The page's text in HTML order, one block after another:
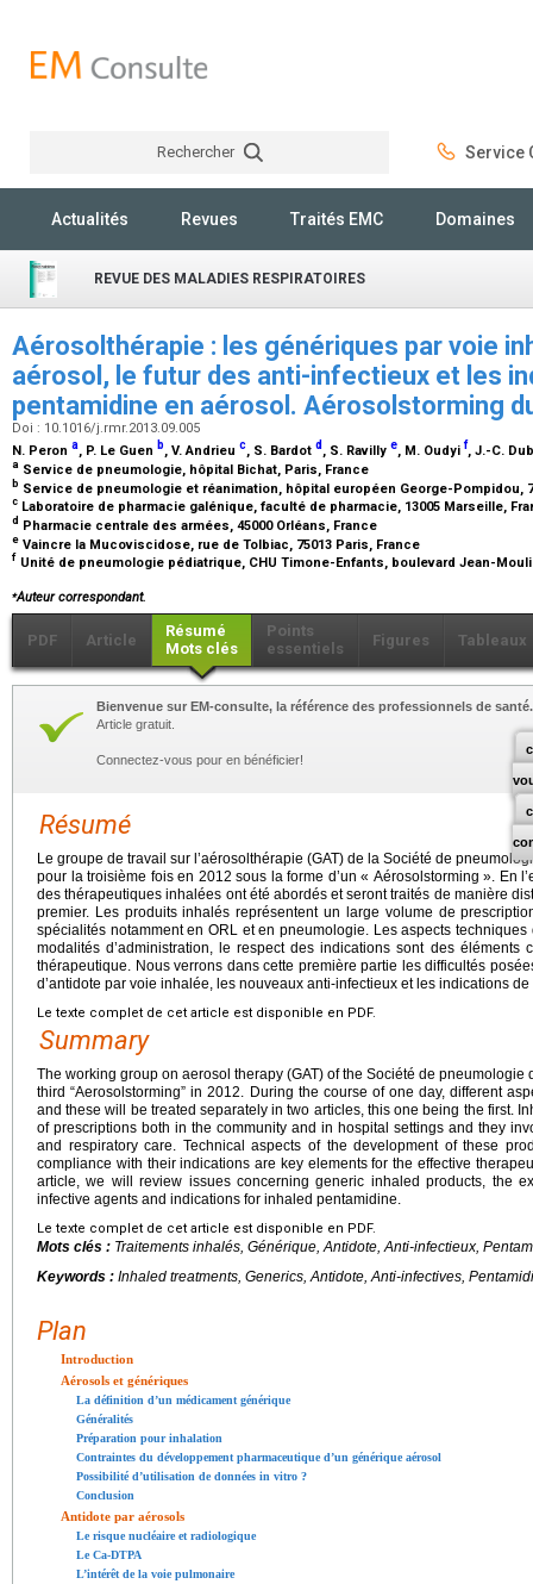
Rechercher Service
Actualités Revues Traités EMC Domaines
REVUE DES MALADIES RESPIRATOIRES
Aérosolthérapie : les génériques par voie
aérosol, le futur des anti-infectieux et les
pentamidine en aérosol. Aérosolstorming
Doi : 10.1016/j.rmr.2013.09.005
N. Peron a, P. Le Guen b, V. Andrieu c, S. Bardot d , S. Ravilly e, M. Oudyi f, J.-C.
a Service de pneumologie, hôpital Bichat, Paris, France
b Service de pneumologie et réanimation, hôpital européen George-Pompidou,
c Laboratoire de pharmacie galénique, faculté de pharmacie, 13005 Marseille,
d Pharmacie centrale des armées, 45000 Orléans, France
e Vaincre la Mucoviscidose, rue de Tolbiac, 75013 Paris, France
f Unité de pneumologie pédiatrique, CHU Timone-Enfants, boulevard Jean-
⁎Auteur correspondant.
PDF Article
Résumé
Mots clés
Points
essentiels
Figures Tableaux
Bienvenue sur EM-consulte, la référence des professionnels de santé.
Article gratuit.
Connectez-vous pour en bénéficier!
Résumé
Le groupe de travail sur l’aérosolthérapie (GAT) de la Société de
pour la troisième fois en 2012 sous la forme d’un « Aérosolstorming ». En
des thérapeutiques inhalées ont été abordés et seront traités de manière
premier. Les produits inhalés représentent un large volume de
spécialités notamment en ORL et en pneumologie. Les aspects
modalités d’administration, le respect des indications sont des éléments
thérapeutique. Nous verrons dans cette première partie les difficultés
d’antidote par voie inhalée, les nouveaux anti-infectieux et les indications
Le texte complet de cet article est disponible en PDF.
Summary
The working group on aerosol therapy (GAT) of the Société de
third “Aerosolstorming” in 2012. During the course of one day, different
and these will be treated separately in two articles, this one being the first.
of prescriptions both in the community and in hospital settings and they
and respiratory care. Technical aspects of the development of these
compliance with their indications are key elements for the effective
article, we will review issues concerning generic inhaled products, the
infective agents and indications for inhaled pentamidine.
Le texte complet de cet article est disponible en PDF.
Mots clés : Traitements inhalés, Générique, Antidote, Anti-infectieux,
Keywords : Inhaled treatments, Generics, Antidote, Anti-infectives,
Plan
Introduction
Aérosols et génériques
La définition d’un médicament générique
Généralités
Préparation pour inhalation
Contraintes du développement pharmaceutique d’un générique aérosol
Possibilité d’utilisation de données in vitro ?
Conclusion
Antidote par aérosols
Le risque nucléaire et radiologique
Le Ca-DTPA
L’intérêt de la voie pulmonaire